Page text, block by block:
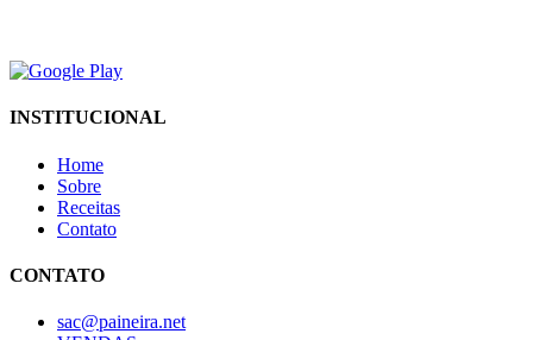
INSTITUCIONAL
Home
Sobre
Receitas
Contato
CONTATO
sac@paineira.net